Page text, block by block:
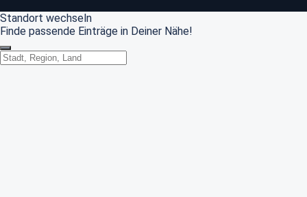
Standort wechseln
Finde passende Einträge in Deiner Nähe!
Standort wechseln